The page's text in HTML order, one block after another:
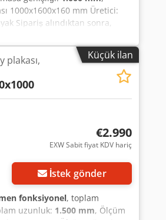
1000x1600x160 mm Üretici:
Sipariş alındıktan sonra,
sıfır gibidir. Ölçüm
göre yenileme için geçerlidir.
3 hafta içinde yapılır.
Alman Medeni Kanunu'nun
Küçük ilan
plakası,
€2.990
EXW Sabit fiyat KDV hariç
İstek gönder
fonksiyonel, toplam
uzunluk: 1.500 mm, Ölçüm